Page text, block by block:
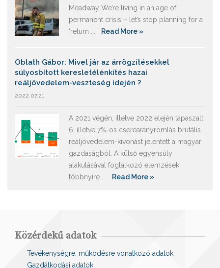
Meadway We’re living in an age of
permanent crisis – let’s stop planning for a
‘return ...
Read More »
Oblath Gábor: Mivel jár az árrögzítésekkel
súlyosbított keresletélénkítés hazai
reáljövedelem-veszteség idején ?
2022.07.21.
A 2021 végén, illetve 2022 elején tapaszalt
6, illetve 7%-os cserearányromlás brutális
reáljövedelem-kivonást jelentett a magyar
gazdaságból. A külső egyensúly
alakulásával foglalkozó elemzések
többnyire ...
Read More »
Közérdekű adatok
Tevékenységre, működésre vonatkozó adatok
Gazdálkodási adatok